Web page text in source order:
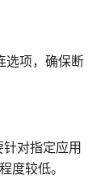
选项，确保断
对指定应用
度较低。